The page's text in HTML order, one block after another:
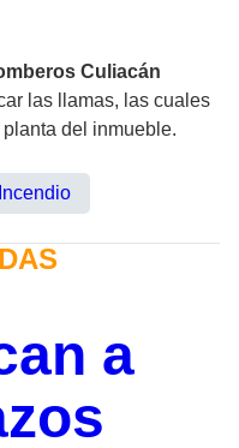
Culiacán
las llamas, las cuales
del inmueble.
Incendio
a